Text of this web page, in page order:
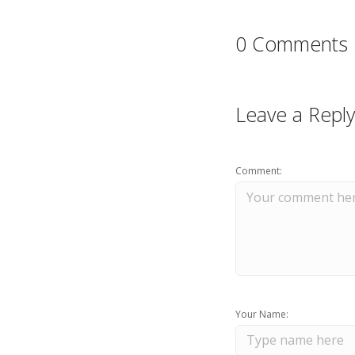
0 Comments
Leave a Reply
Comment:
Your Name: